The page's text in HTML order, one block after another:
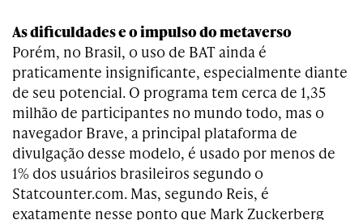
As dificuldades e o impulso do metaverso
Porém, no Brasil, o uso de BAT ainda é
praticamente insignificante, especialmente diante
de seu potencial. O programa tem cerca de 1,35
milhão de participantes no mundo todo, mas o
navegador Brave, a principal plataforma de
divulgação desse modelo, é usado por menos de
1% dos usuários brasileiros segundo o
Statcounter.com. Mas, segundo Reis, é
exatamente nesse ponto que Mark Zuckerberg